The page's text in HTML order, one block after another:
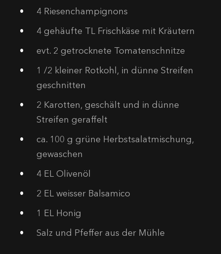
4 Riesenchampignons
4 gehäufte TL Frischkäse mit Kräutern
evt. 2 getrocknete Tomatenschnitze
1 /2 kleiner Rotkohl, in dünne Streifen
geschnitten
2 Karotten, geschält und in dünne
Streifen geraffelt
ca. 100 g grüne Herbstsalatmischung,
gewaschen
4 EL Olivenöl
2 EL weisser Balsamico
1 EL Honig
Salz und Pfeffer aus der Mühle